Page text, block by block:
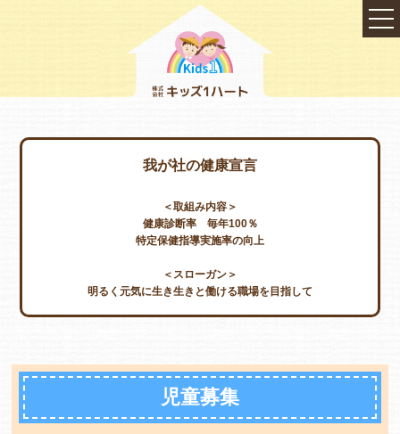
TOP
会社概要
我が社の健康宣言
＜取組み内容＞
健康診断率 毎年100％
特定保健指導実施率の向上
＜スローガン＞
明るく元気に生き生きと働ける職場を目指して
児童募集